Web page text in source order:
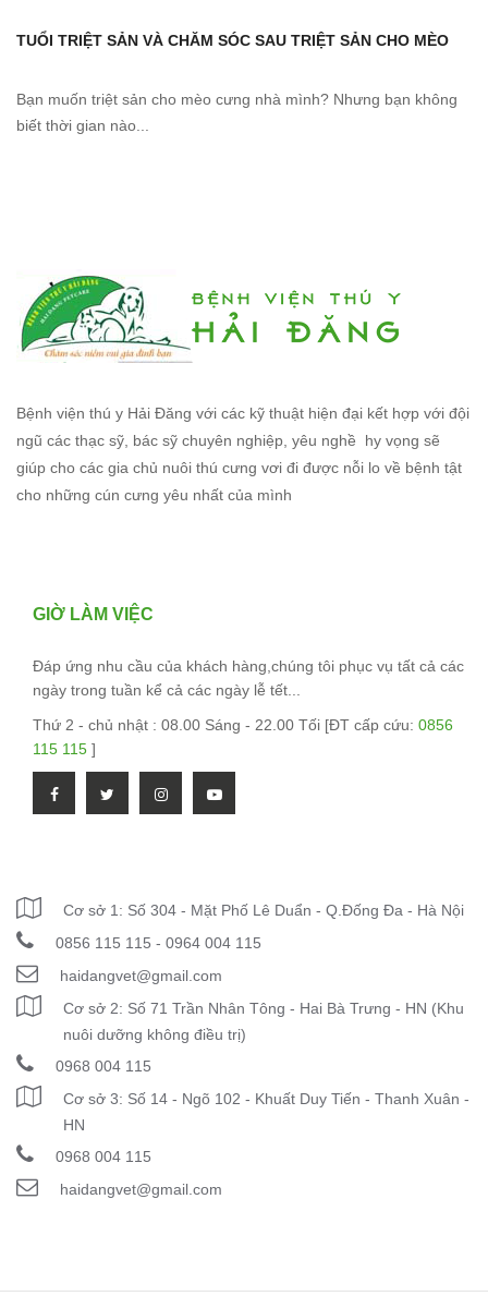
TUỔI TRIỆT SẢN VÀ CHĂM SÓC SAU TRIỆT SẢN CHO MÈO
Bạn muốn triệt sản cho mèo cưng nhà mình? Nhưng bạn không
biết thời gian nào...
Bệnh viện thú y Hải Đăng với các kỹ thuật hiện đại kết hợp với đội
ngũ các thạc sỹ, bác sỹ chuyên nghiệp, yêu nghề hy vọng sẽ
giúp cho các gia chủ nuôi thú cưng vơi đi được nỗi lo về bệnh tật
cho những cún cưng yêu nhất của mình
GIỜ LÀM VIỆC
Đáp ứng nhu cầu của khách hàng,chúng tôi phục vụ tất cả các
ngày trong tuần kể cả các ngày lễ tết...
Thứ 2 - chủ nhật : 08.00 Sáng - 22.00 Tối [ĐT cấp cứu: 0856
115 115 ]
Cơ sở 1: Số 304 - Mặt Phố Lê Duẩn - Q.Đống Đa - Hà Nội
0856 115 115 - 0964 004 115
haidangvet@gmail.com
Cơ sở 2: Số 71 Trần Nhân Tông - Hai Bà Trưng - HN (Khu
nuôi dưỡng không điều trị)
0968 004 115
Cơ sở 3: Số 14 - Ngõ 102 - Khuất Duy Tiến - Thanh Xuân -
HN
0968 004 115
haidangvet@gmail.com